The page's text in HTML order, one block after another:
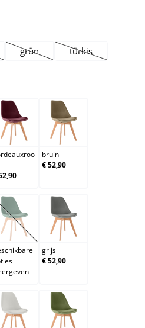
niet beschikbaar.)
optie is momenteel niet beschikbaar.)
grün
(Deze optie is momenteel niet
türkis
(Deze optie is
is momenteel niet beschikbaar.)
bordeauxroodbruin
bruin
€ 52,90
niet beschikbaar.)
donkergrijs
(Deze optie is momenteel niet
grijs
grijs
€ 52,90
niet beschikbaar.)
licht grijs lichtgroen